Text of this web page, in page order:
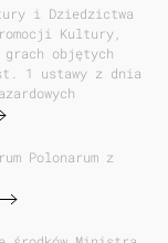
i Dziedzictwa
Kultury,
grach objętych
1 ustawy z dnia
Polonarum z